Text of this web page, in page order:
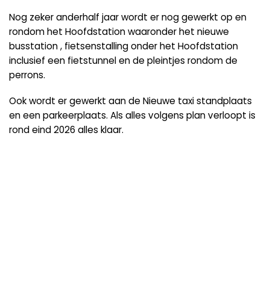
Nog zeker anderhalf jaar wordt er nog gewerkt op en
rondom het Hoofdstation waaronder het nieuwe
busstation , fietsenstalling onder het Hoofdstation
inclusief een fietstunnel en de pleintjes rondom de
perrons.
Ook wordt er gewerkt aan de Nieuwe taxi standplaats
en een parkeerplaats. Als alles volgens plan verloopt is
rond eind 2026 alles klaar.